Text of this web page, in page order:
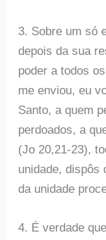
3. Sobre um só
depois da sua
poder a todos
me enviou, eu
Santo, a quem
perdoados, a
(Jo 20,21-23),
unidade, dispôs
da unidade
4. É verdade